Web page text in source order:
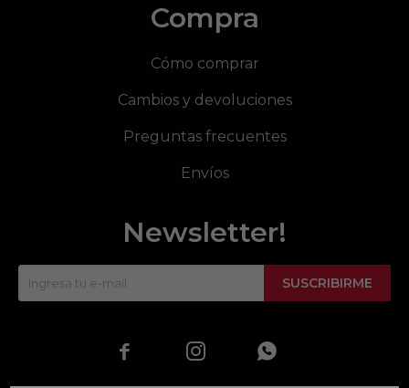
Compra
Cómo comprar
Cambios y devoluciones
Preguntas frecuentes
Envíos
Newsletter!
SUSCRIBIRME
  